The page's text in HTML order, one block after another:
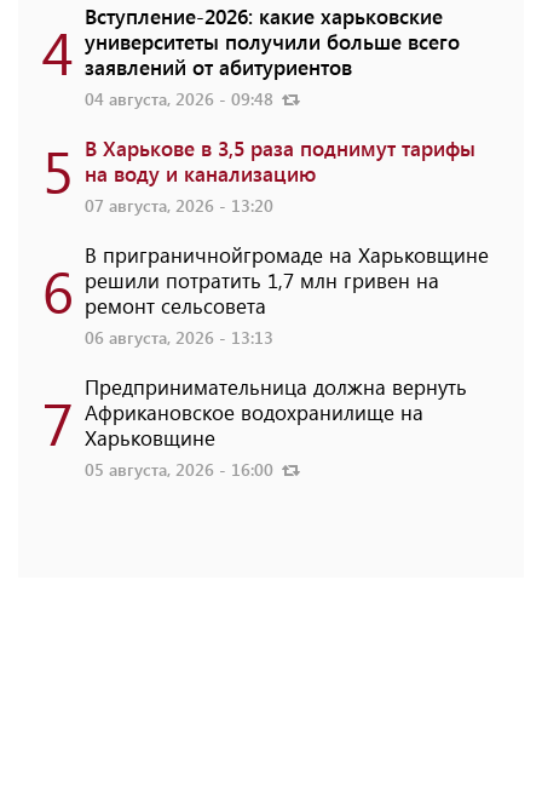
4 Вступление-2026: какие харьковские
университеты получили больше всего
заявлений от абитуриентов
04 августа, 2026 - 09:48
5 В Харькове в 3,5 раза поднимут тарифы
на воду и канализацию
07 августа, 2026 - 13:20
6 В приграничнойгромаде на Харьковщине
решили потратить 1,7 млн ​​гривен на
ремонт сельсовета
06 августа, 2026 - 13:13
7 Предпринимательница должна вернуть
Африкановское водохранилище на
Харьковщине
05 августа, 2026 - 16:00